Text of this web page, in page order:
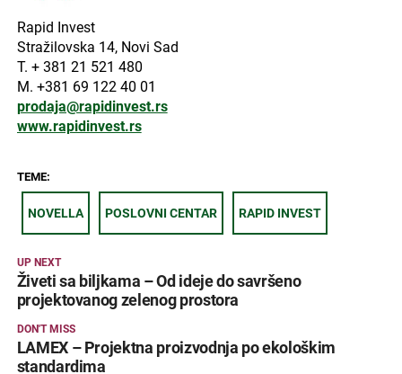
Rapid Invest
Stražilovska 14, Novi Sad
T. + 381 21 521 480
M. +381 69 122 40 01
prodaja@rapidinvest.rs
www.rapidinvest.rs
TEME:
NOVELLA POSLOVNI CENTAR RAPID INVEST
UP NEXT
Živeti sa biljkama – Od ideje do savršeno
projektovanog zelenog prostora
DON'T MISS
LAMEX – Projektna proizvodnja po ekološkim
standardima